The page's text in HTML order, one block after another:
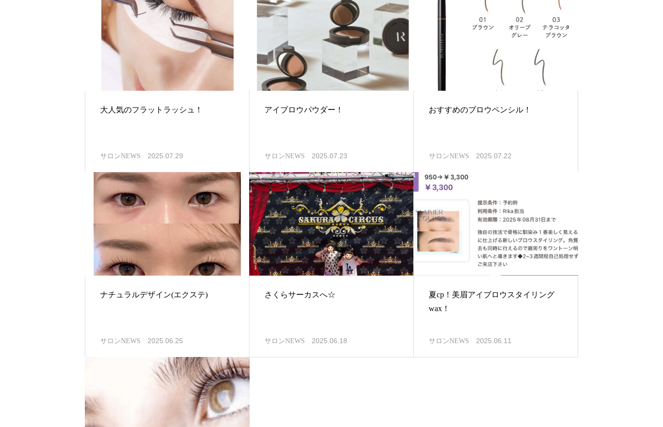
大人気のフラットラッシュ！
サロンNEWS 2025.07.29
アイブロウパウダー！
サロンNEWS 2025.07.23
おすすめのブロウペンシル！
サロンNEWS 2025.07.22
ナチュラルデザイン(エクステ)
サロンNEWS 2025.06.25
さくらサーカスへ☆
サロンNEWS 2025.06.18
夏cp！美眉アイブロウスタイリング
wax！
サロンNEWS 2025.06.11